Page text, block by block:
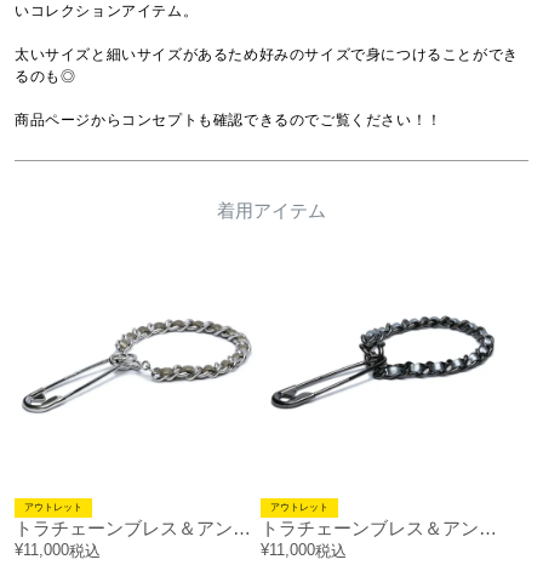
いコレクションアイテム。
太いサイズと細いサイズがあるため好みのサイズで身につけることができ
るのも◎
商品ページからコンセプトも確認できるのでご覧ください！！
着用アイテム
トラチェーンブレス＆アンクレット 太 / シルバー
アウトレット
¥11,000税込
トラチェーンブレス＆アンクレット 太 / ブラック
アウトレット
¥11,000税込